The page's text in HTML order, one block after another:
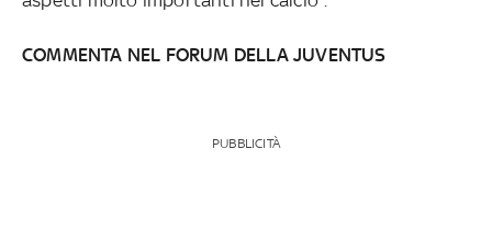
COMMENTA NEL FORUM DELLA JUVENTUS
PUBBLICITÀ